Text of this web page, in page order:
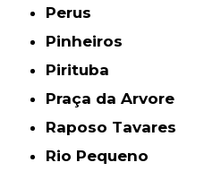
Perus
Pinheiros
Pirituba
Praça da Arvore
Raposo Tavares
Rio Pequeno